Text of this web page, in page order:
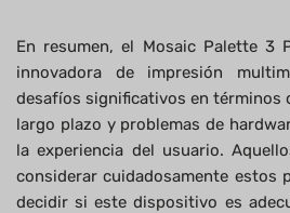
En resumen, el Mosaic Palette 3
innovadora de impresión
desafíos significativos en términos
largo plazo y problemas de
la experiencia del usuario.
considerar cuidadosamente estos
decidir si este dispositivo es